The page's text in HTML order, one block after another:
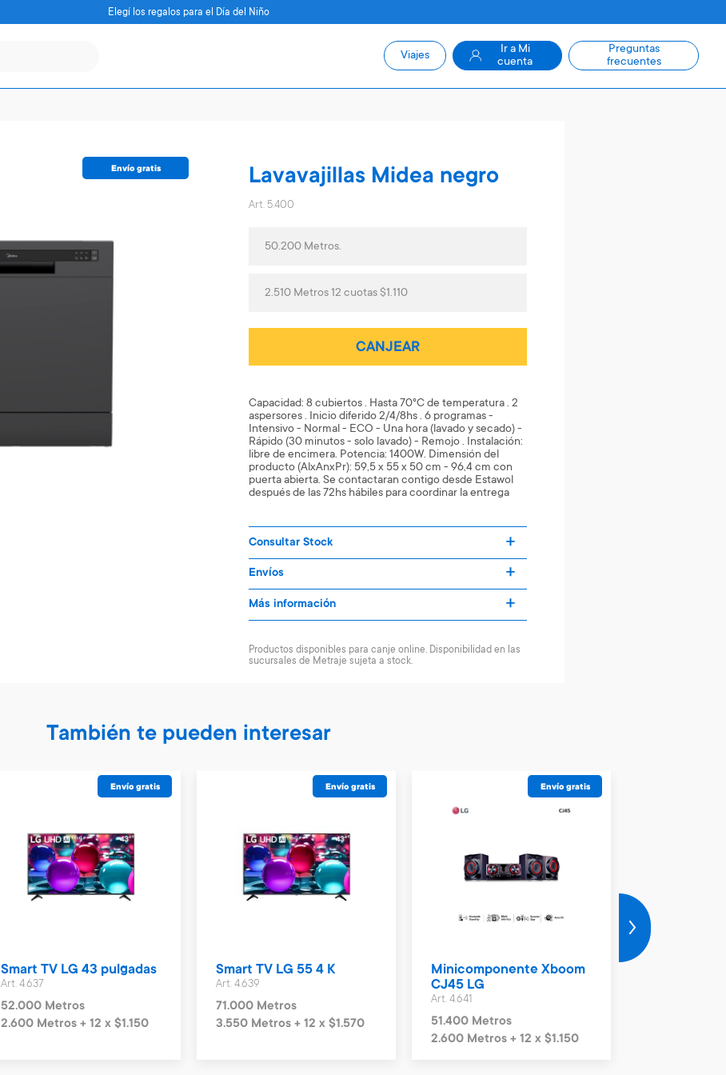
Envío gratis Lavavajillas Midea negro
Art. 5.400
50.200 Metros.
2.510 Metros 12 cuotas $1.110
CANJEAR
Capacidad: 8 cubiertos . Hasta 70°C de temperatura . 2
aspersores . Inicio diferido 2/4/8hs . 6 programas -
Intensivo - Normal - ECO - Una hora (lavado y secado) -
Rápido (30 minutos - solo lavado) - Remojo . Instalación:
libre de encimera. Potencia: 1400W. Dimensión del
producto (AlxAnxPr): 59,5 x 55 x 50 cm - 96,4 cm con
puerta abierta. Se contactaran contigo desde Estawol
después de las 72hs hábiles para coordinar la entrega
Consultar Stock
Envíos
Más información
Productos disponibles para canje online. Disponibilidad en las
sucursales de Metraje sujeta a stock.
También te pueden interesar
Envío gratis
Smart TV LG 43 pulgadas
Art. 4.637
52.000 Metros
2.600 Metros + 12 x $1.150
Envío gratis
Smart TV LG 55 4 K
Art. 4.639
71.000 Metros
3.550 Metros + 12 x $1.570
Envío gratis
Minicomponente Xboom
CJ45 LG
Art. 4.641
51.400 Metros
2.600 Metros + 12 x $1.150
Elegí los regalos para el Día del Niño
Viajes
Ir a Mi
cuenta
Preguntas
frecuentes